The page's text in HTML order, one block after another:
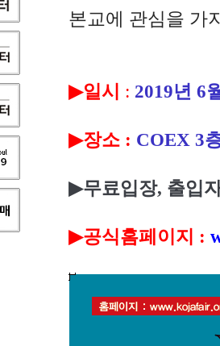
본교에 관심을 가
▶일시 : 2019년 6
▶장소 : COEX 3
▶무료입장, 출입
▶공식홈페이지 :